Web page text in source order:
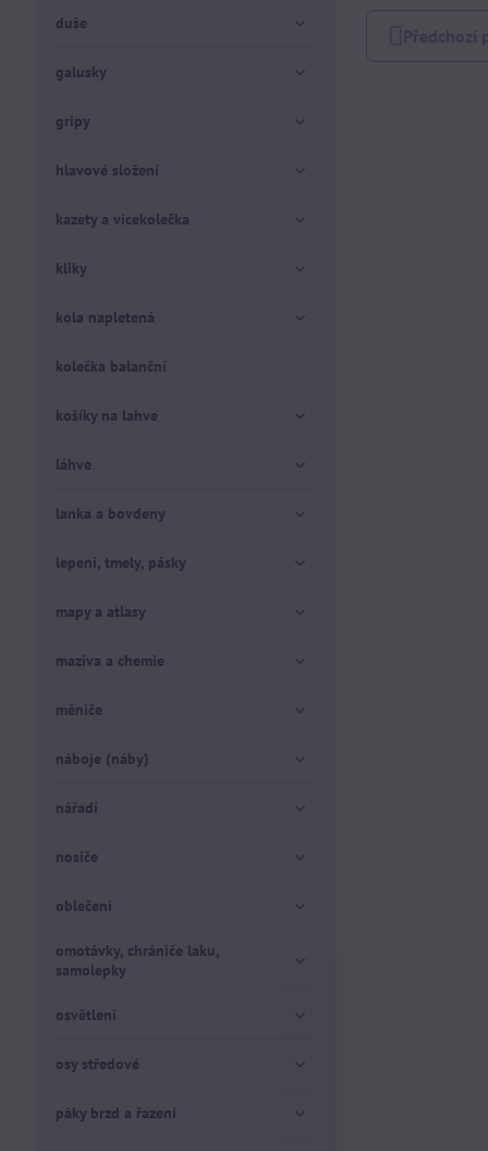
duše
galusky
gripy
hlavové složení
kazety a vícekolečka
kliky
kola napletená
kolečka balanční
košíky na lahve
láhve
lanka a bovdeny
lepení, tmely, pásky
mapy a atlasy
maziva a chemie
měniče
náboje (náby)
nářadí
nosiče
oblečení
omotávky, chrániče laku,
samolepky
osvětlení
osy středové
páky brzd a řazení